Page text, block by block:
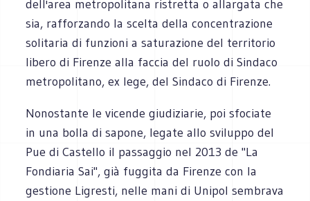
dell'area metropolitana ristretta o allargata che
sia, rafforzando la scelta della concentrazione
solitaria di funzioni a saturazione del territorio
libero di Firenze alla faccia del ruolo di Sindaco
metropolitano, ex lege, del Sindaco di Firenze.
Nonostante le vicende giudiziarie, poi sfociate
in una bolla di sapone, legate allo sviluppo del
Pue di Castello il passaggio nel 2013 de "La
Fondiaria Sai", già fuggita da Firenze con la
gestione Ligresti, nelle mani di Unipol sembrava